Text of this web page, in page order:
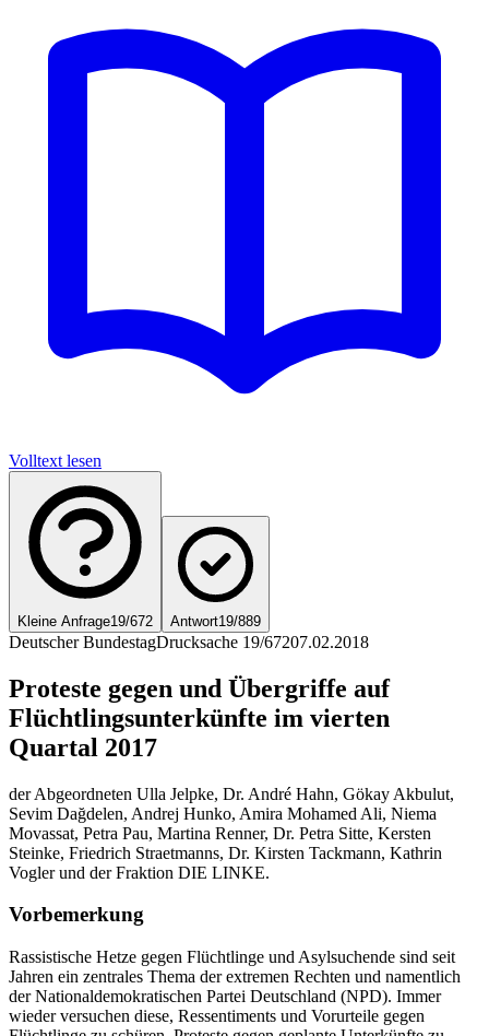
Volltext lesen
Kleine Anfrage19/672 Antwort19/889
Deutscher BundestagDrucksache 19/67207.02.2018
Proteste gegen und Übergriffe auf
Flüchtlingsunterkünfte im vierten
Quartal 2017
der Abgeordneten Ulla Jelpke, Dr. André Hahn, Gökay Akbulut,
Sevim Dağdelen, Andrej Hunko, Amira Mohamed Ali, Niema
Movassat, Petra Pau, Martina Renner, Dr. Petra Sitte, Kersten
Steinke, Friedrich Straetmanns, Dr. Kirsten Tackmann, Kathrin
Vogler und der Fraktion DIE LINKE.
Vorbemerkung
Rassistische Hetze gegen Flüchtlinge und Asylsuchende sind seit
Jahren ein zentrales Thema der extremen Rechten und namentlich
der Nationaldemokratischen Partei Deutschland (NPD). Immer
wieder versuchen diese, Ressentiments und Vorurteile gegen